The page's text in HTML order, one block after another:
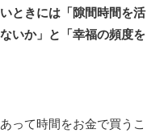
ときには「隙間時間を活
いか」と「幸福の頻度を
って時間をお金で買うこ